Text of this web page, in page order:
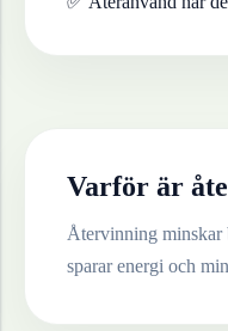
Varför är
Återvinning minskar
sparar energi och